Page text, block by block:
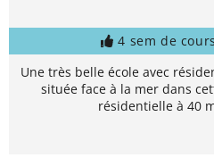
4 sem de
Une très belle école avec
située face à la mer dans
résidentielle à 40